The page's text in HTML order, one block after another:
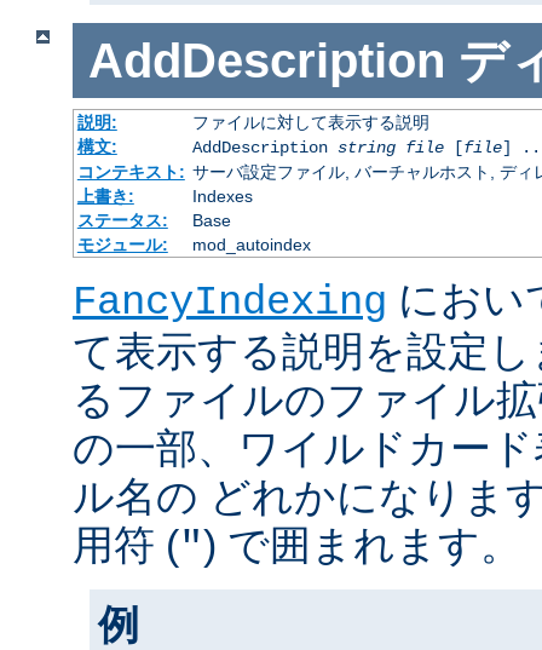
AddDescription デ
説明:
ファイルに対して表示する説明
構文:
AddDescription string file[file]
コンテキスト: サーバ設定ファイル, バーチャルホスト, ディ
上書き:
Indexes
ステータス:
Base
モジュール:
mod_autoindex
FancyIndexing におい
て表示する説明を設定
るファイルのファイル
の一部、ワイルドカー
ル名の どれかになりま
用符 (") で囲まれます。
例